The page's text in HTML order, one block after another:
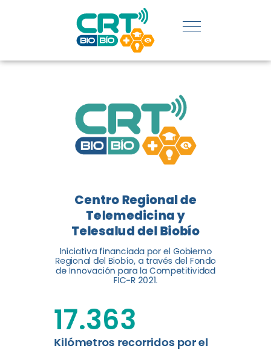
REGIÓN:
CONOCE
LOGROS
DE CRT
BIOBÍO
El Centro Regional de
Telemedicina y Telesalud del
Biobío presenta el balance de
tres años acercando la salud
digital a los habitantes...
Leer más
Centro Regional de
Telemedicina y
Telesalud del Biobío
Iniciativa financiada por el Gobierno
Regional del Biobío, a través del Fondo
de Innovación para la Competitividad
FIC-R 2021.
Kilómetros recorridos por el
17.363